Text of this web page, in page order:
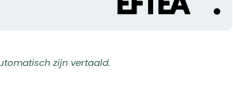
zijn vertaald.